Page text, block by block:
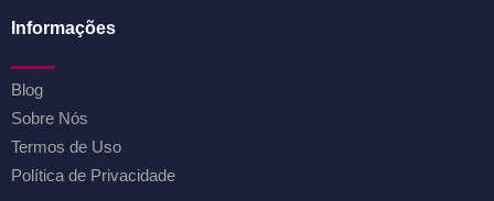
Informações
Blog
Sobre Nós
Termos de Uso
Política de Privacidade